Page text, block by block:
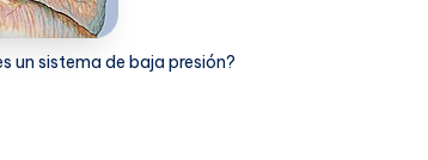
un sistema de baja presión?